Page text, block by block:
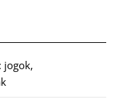
jogok,